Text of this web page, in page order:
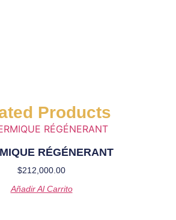
Products
RÉGÉNERANT
$212,000.00
Añadir Al Carrito